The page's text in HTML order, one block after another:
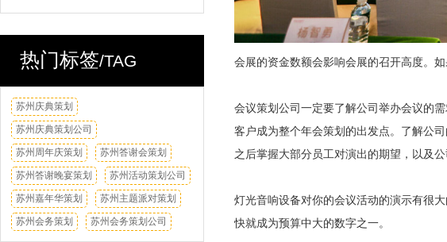
热门标签/TAG
苏州庆典策划
苏州庆典策划公司
苏州周年庆策划 苏州答谢会策划
苏州答谢晚宴策划 苏州活动策划公司
苏州嘉年华策划 苏州主题派对策划
苏州会务策划 苏州会务策划公司
会展的资金数额会影响会展的召开高度。
会议策划公司一定要了解公司举办会议的
客户成为整个年会策划的出发点。了解公
之后掌握大部分员工对演出的期望，以及
灯光音响设备对你的会议活动的演示有很
快就成为预算中大的数字之一。